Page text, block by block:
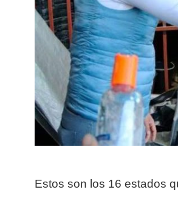
Estos son los 16 estados